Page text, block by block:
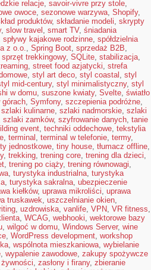
relacje, savoir-vivre przy stole,
owoce, sezonowe warzywa, Shopify,
produktów, składanie modeli, skrypty
, slow travel , smart TV, śniadania
spływy kajakowe rodzinne, spółdzielnia
z o.o., Spring Boot, sprzedaż B2B,
sprzęt trekkingowy, SQLite, stabilizacja,
, street food azjatycki, strefa
, styl art deco, styl coastal , styl
mid-century, styl minimalistyczny, styl
w domu, suszone kwiaty, Svelte, światło
górach, Symfony, szczepienia podróżne,
szlaki kulinarne, szlaki nadmorskie, szlaki
szlaki zamków, szyfrowanie danych, tanie
event, techniki oddechowe, tekstylia
, terminal , terminal w telefonie, termy,
jednostkowe, tiny house, tłumacz offline,
, trekking, trening core, trening dla dzieci,
, trening po ciąży, trening równowagi,
, turystyka industrialna, turystyka
, turystyka sakralna, ubezpieczenie
kiełków, uprawa mikroliści, uprawa
truskawek, uszczelnianie okien,
, uzdrowiska, vanlife, VPN, VR fitness,
, WCAG, webhooki, wektorowe bazy
, wilgoć w domu, Windows Server, wine
, WordPress development, workshop
, wspólnota mieszkaniowa, wybielanie
, wypalenie zawodowe, zakupy spożywcze
, zasłony i firany, zbieranie